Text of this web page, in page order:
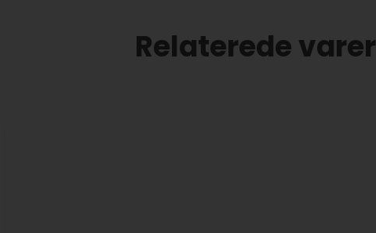
Relaterede varer